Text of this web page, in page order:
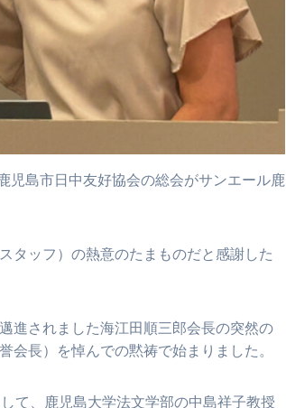
児島市日中友好協会の総会がサンエール鹿
タッフ）の熱意のたまものだと感謝した
進されました海江田順三郎会長の突然の
長）を悼んでの黙祷で始まりました。
て、鹿児島大学法文学部の中島祥子教授